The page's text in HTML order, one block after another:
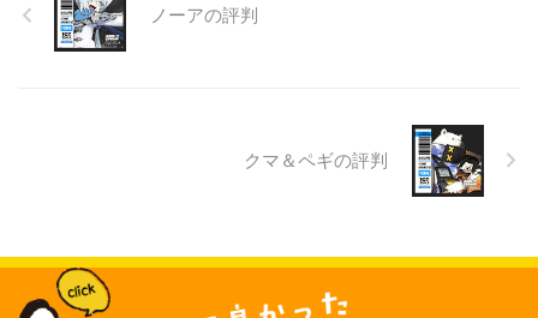
ノーアの評判
クマ＆ペギの評判